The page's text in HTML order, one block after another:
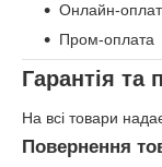
Онлайн-
Пром-оплата
Гарантія та
На всі товари
Повернення